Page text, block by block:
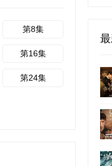
第8集
第16集
第24集